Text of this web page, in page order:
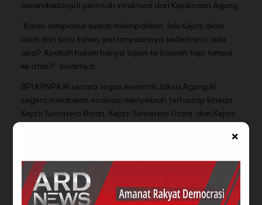
×
menindaklanjuti perintah struktural dari Kejaksaan Agung.
“Kalau Jampidsus sudah melimpahkan, lalu Kejati diam
lebih dari satu tahun, pertanyaannya sederhana: ada
apa? Apakah hukum hanya tajam ke bawah tapi tumpul
ke atas?” sindirnya.
BPI KPNPA RI secara tegas meminta Jaksa Agung RI
segera melakukan evaluasi menyeluruh terhadap kinerja
Kejati Sumatera Barat, Kejati Sumatera Utara, dan Kejati
menghambat proses hukum.
“Jangan jadikan Kejaksaan sebagai kuburan laporan
korupsi. Jika Kejati tidak mampu atau tidak mau bekerja,